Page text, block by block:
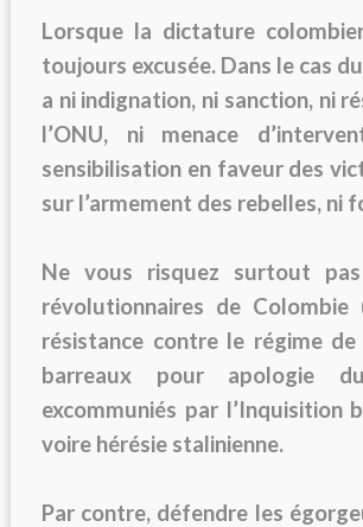
Lorsque la dictature
toujours excusée. Dans le cas
a ni indignation, ni sanction, ni
l’ONU, ni menace
sensibilisation en faveur des
sur l’armement des rebelles, ni
Ne vous risquez surtout
révolutionnaires de Colombie
résistance contre le régime
barreaux pour apologie
excommuniés par l’Inquisition
voire hérésie stalinienne.
Par contre, défendre les